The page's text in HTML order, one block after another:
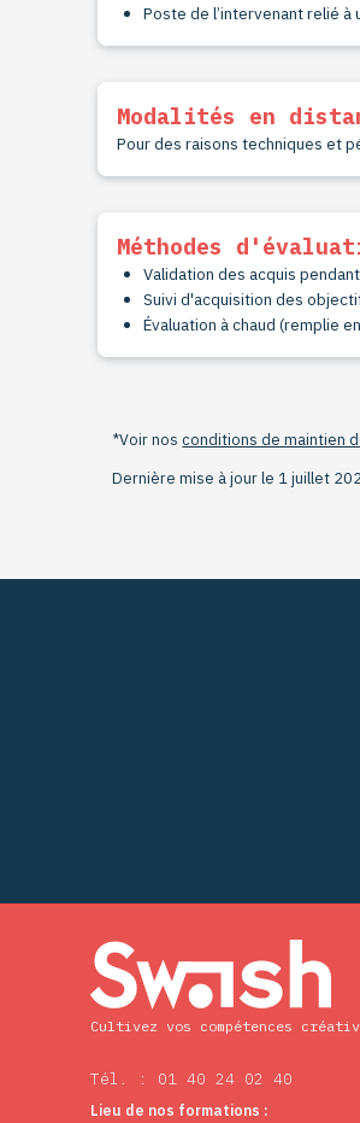
Poste de l’intervenant relié à
Modalités en
Pour des raisons techniques et
Méthodes
Validation des acquis
Suivi d'acquisition des
Évaluation à chaud (remplie
*Voir nosconditions de maintien
Dernière mise à jour le 1 juillet
Cultivez vos compétences
Tél. : 01 40 24 02 40
Lieu de nos formations :